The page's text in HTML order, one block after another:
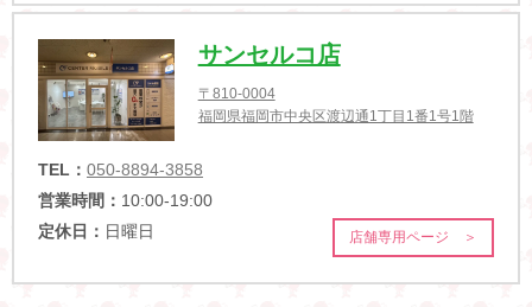
サンセルコ店
〒810-0004
福岡県福岡市中央区渡辺通1丁目1番1号1階
TEL： 050-8894-3858
営業時間： 10:00-19:00
定休日： 日曜日 店舗専用ページ ＞